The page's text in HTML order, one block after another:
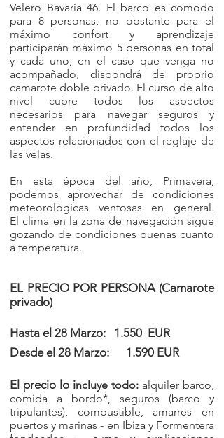
Velero Bavaria 46. El barco es comodo
para 8 personas, no obstante para el
máximo confort y aprendizaje
participarán máximo 5 personas en total
y cada uno, en el caso que venga no
acompañado, dispondrá de proprio
camarote doble privado. El curso de alto
nivel cubre todos los aspectos
necesarios para navegar seguros y
entender en profundidad todos los
aspectos relacionados con el reglaje de
las velas.
En esta época del año, Primavera,
podemos aprovechar de condiciones
meteorológicas ventosas en general.
Elclima en la zona de navegación sigue
gozando de condiciones buenas cuanto
a temperatura.
EL PRECIO POR PERSONA (Camarote
privado)
Hasta el 28 Marzo: 1.550 EUR
Desde el 28 Marzo: 1.590 EUR
El precio lo incluye todo: alquiler barco,
comida a bordo*, seguros (barco y
tripulantes), combustible, amarres en
puertos y marinas - en Ibiza y Formentera